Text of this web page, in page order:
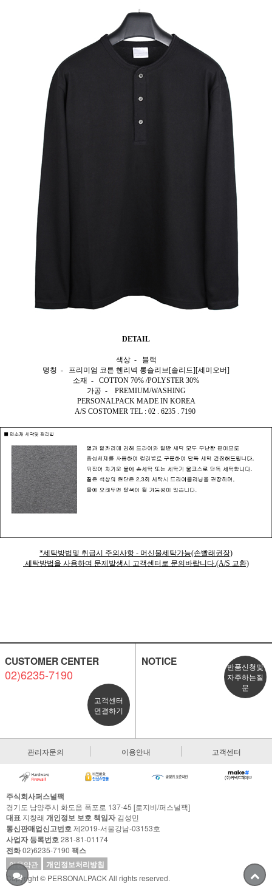
DETAIL
색상 - 블랙
명칭 - 프리미엄 코튼 헨리넥 롱슬리브[솔리드][세미오버]
소재 - COTTON 70% /POLYSTER 30%
가공 - PREMIUM/WASHING
PERSONALPACK MADE IN KOREA
A/S COSTOMER TEL : 02 . 6235 . 7190
*세탁방법및 취급시 주의사항 - 머신물세탁가능(손빨래권장)
세탁방법을 사용하여 문제발생시 고객센터로 문의바랍니다.(A/S 교환)
CUSTOMER CENTER
02)6235-7190
고객센터
연결하기
NOTICE
반품신청및
자주하는질
문
관리자문의 이용안내 고객센터
주식회사퍼스널팩
경기도 남양주시 화도읍 폭포로 137-45 [로지비/퍼스널팩]
대표 지창래 개인정보 보호 책임자김성민
통신판매업신고번호 제2019-서울강남-03153호
사업자 등록번호 281-81-01174
전화02)6235-7190 팩스
이용약관 개인정보처리방침
Copyright © PERSONALPACK All rights reserved.